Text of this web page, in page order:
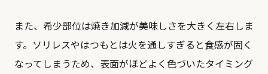
また、希少部位は焼き加減が美味しさを大きく左右しま
す。ソリレスやはつもとは火を通しすぎると食感が固く
なってしまうため、表面がほどよく色づいたタイミング